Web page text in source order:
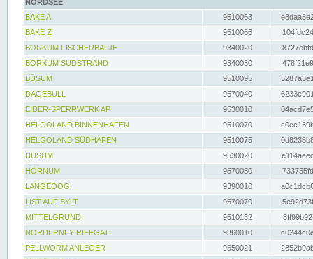
NORDSEE
BAKE A
9510063
BAKE Z
9510066
BORKUM FISCHERBALJE
9340020
BORKUM SÜDSTRAND
9340030
BÜSUM
9510095
DAGEBÜLL
9570040
EIDER-SPERRWERK AP
9530010
HELGOLAND BINNENHAFEN
9510070
HELGOLAND SÜDHAFEN
9510075
HUSUM
9530020
HÖRNUM
9570050
LANGEOOG
9390010
LIST AUF SYLT
9570070
MITTELGRUND
9510132
NORDERNEY RIFFGAT
9360010
PELLWORM ANLEGER
9550021